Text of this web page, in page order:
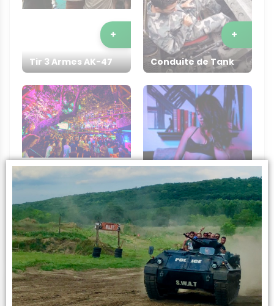
Tir 3 Armes AK-47
+
Conduite de Tank
+
Tournée des Bars
+
Show de Striptease
à Domicile
+
Infos sur l’activité